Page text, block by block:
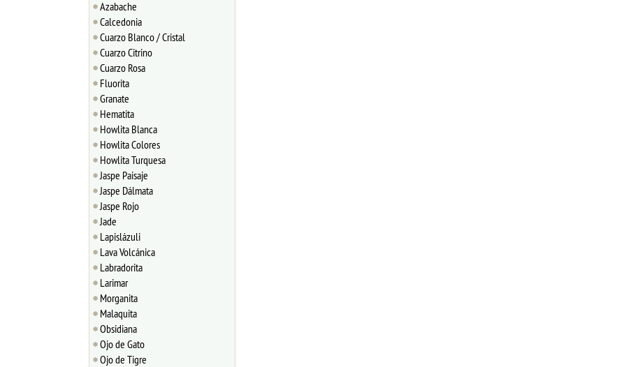
Azabache
Calcedonia
Cuarzo Blanco / Cristal
Cuarzo Citrino
Cuarzo Rosa
Fluorita
Granate
Hematita
Howlita Blanca
Howlita Colores
Howlita Turquesa
Jaspe Paisaje
Jaspe Dálmata
Jaspe Rojo
Jade
Lapislázuli
Lava Volcánica
Labradorita
Larimar
Morganita
Malaquita
Obsidiana
Ojo de Gato
Ojo de Tigre